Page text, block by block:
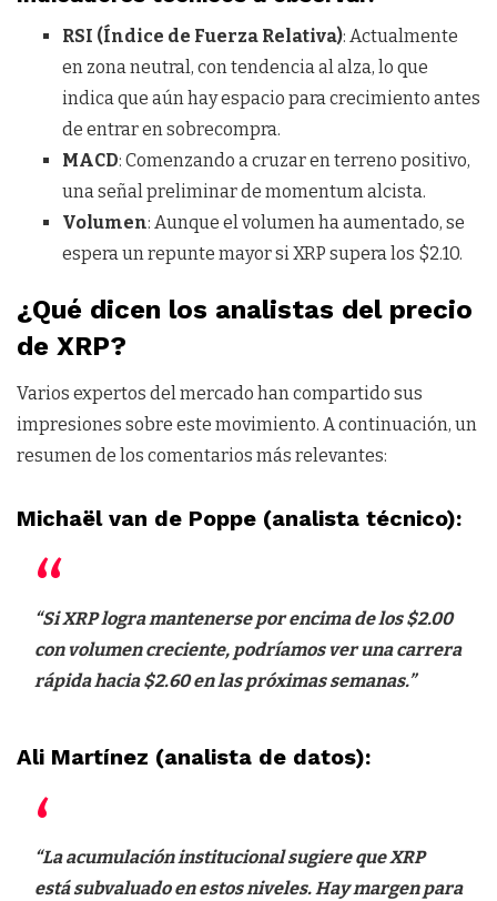
RSI (Índice de Fuerza Relativa): Actualmente
en zona neutral, con tendencia al alza, lo que
indica que aún hay espacio para crecimiento antes
de entrar en sobrecompra.
MACD: Comenzando a cruzar en terreno positivo,
una señal preliminar de momentum alcista.
Volumen: Aunque el volumen ha aumentado, se
espera un repunte mayor si XRP supera los $2.10.
¿Qué dicen los analistas del precio
de XRP?
Varios expertos del mercado han compartido sus
impresiones sobre este movimiento. A continuación, un
resumen de los comentarios más relevantes:
Michaël van de Poppe (analista técnico):
“Si XRP logra mantenerse por encima de los $2.00
con volumen creciente, podríamos ver una carrera
rápida hacia $2.60 en las próximas semanas.”
Ali Martínez (analista de datos):
“La acumulación institucional sugiere que XRP
está subvaluado en estos niveles. Hay margen para